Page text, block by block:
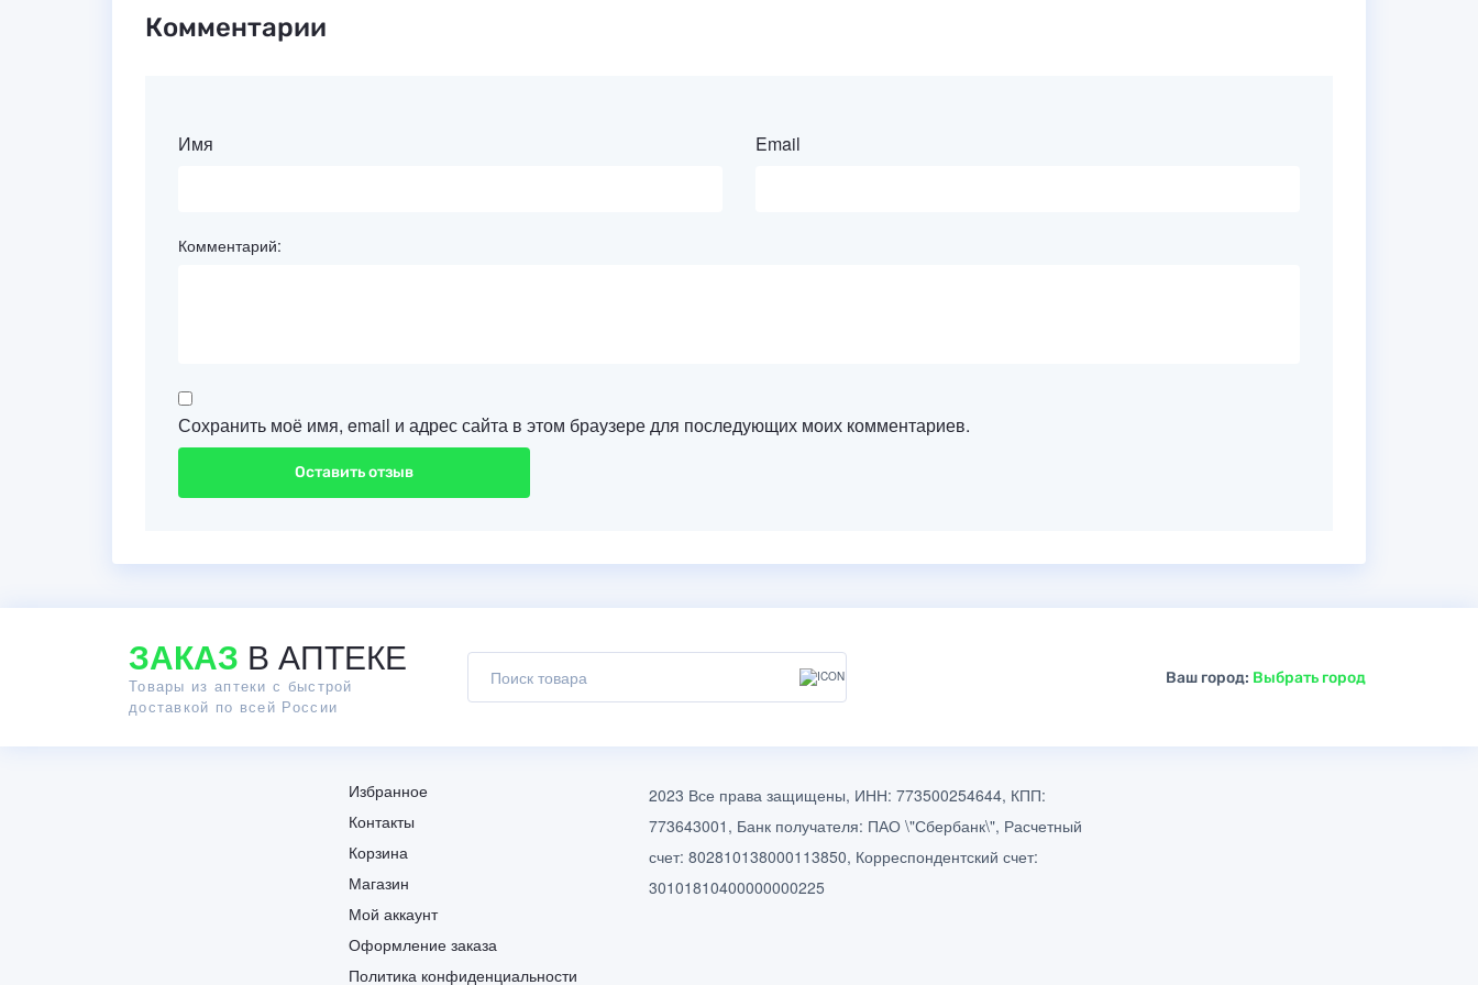
Комментарии
Имя Email
Комментарий:
Сохранить моё имя, email и адрес сайта в этом браузере для последующих моих комментариев.
ЗАКАЗ В АПТЕКЕ
Товары из аптеки с быстрой
доставкой по всей России
Ваш город: Выбрать город
Избранное
Контакты
Корзина
Магазин
Мой аккаунт
Оформление заказа
Политика конфиденциальности
2023 Все права защищены, ИНН: 773500254644, КПП:
773643001, Банк получателя: ПАО \"Сбербанк\", Расчетный
счет: 802810138000113850, Корреспондентский счет:
30101810400000000225